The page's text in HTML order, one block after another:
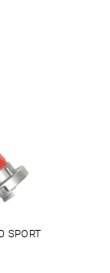
SPORT